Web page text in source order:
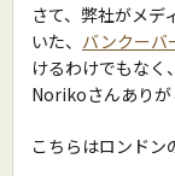
さて、弊社がメデ
いた、 バンクーバ
けるわけでもなく
Norikoさんありが
こちらはロンドン